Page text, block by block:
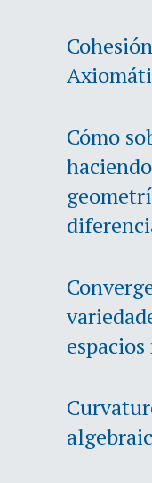
Cohesión
Cómo
haciendo